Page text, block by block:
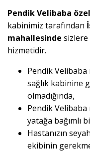
Pendik Velibaba
kabinimiz tarafından
mahallesinde
hizmetidir.
Pendik
sağlık kabinine
olmadığında,
Pendik Velibaba
yatağa bağımlı
Hastanızın
ekibinin